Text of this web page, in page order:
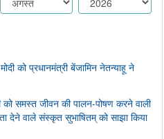
को प्रधानमंत्री बेंजामिन नेतन्याहू ने
को समस्त जीवन की पालन-पोषण करने वाली
देने वाले संस्कृत सुभाषितम् को साझा किया